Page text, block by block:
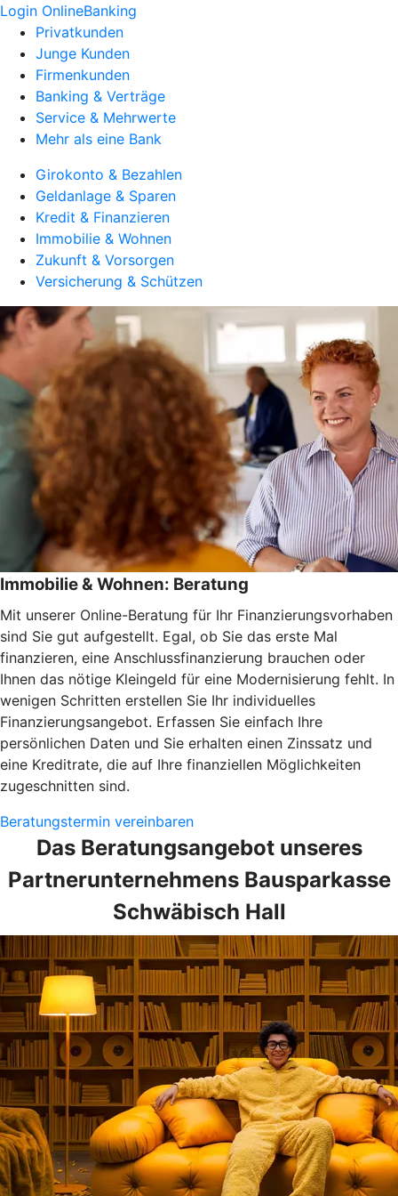
Login OnlineBanking
Privatkunden
Junge Kunden
Firmenkunden
Banking & Verträge
Service & Mehrwerte
Mehr als eine Bank
Girokonto & Bezahlen
Geldanlage & Sparen
Kredit & Finanzieren
Immobilie & Wohnen
Zukunft & Vorsorgen
Versicherung & Schützen
Immobilie & Wohnen: Beratung
Mit unserer Online-Beratung für Ihr Finanzierungsvorhaben
sind Sie gut aufgestellt. Egal, ob Sie das erste Mal
finanzieren, eine Anschlussfinanzierung brauchen oder
Ihnen das nötige Kleingeld für eine Modernisierung fehlt. In
wenigen Schritten erstellen Sie Ihr individuelles
Finanzierungsangebot. Erfassen Sie einfach Ihre
persönlichen Daten und Sie erhalten einen Zinssatz und
eine Kreditrate, die auf Ihre finanziellen Möglichkeiten
zugeschnitten sind.
Beratungstermin vereinbaren
Das Beratungsangebot unseres
Partnerunternehmens Bausparkasse
Schwäbisch Hall